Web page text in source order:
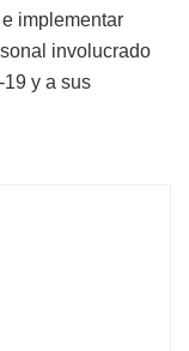
implementar
involucrado
y a sus